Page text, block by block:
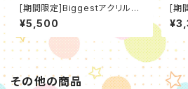
[期間限定]Biggestアクリルス
タンド[浴衣]（2026年8月度）
¥5,500
[期
ボ
その他の商品